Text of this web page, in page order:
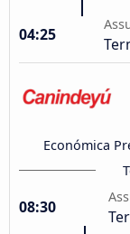
04:25
Económica
08:30